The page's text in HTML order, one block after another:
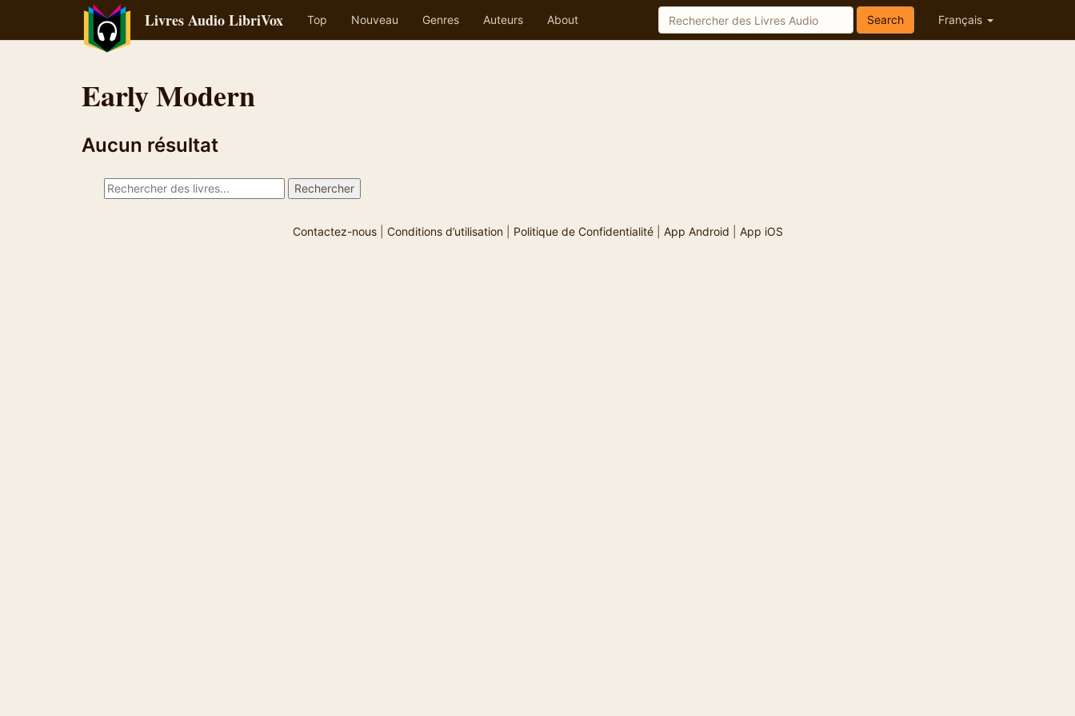
Livres Audio LibriVox Top Nouveau Genres Auteurs About Français
Search
Early Modern
Aucun résultat
Contactez-nous| Conditions d’utilisation| Politique de Confidentialité| App Android App iOS